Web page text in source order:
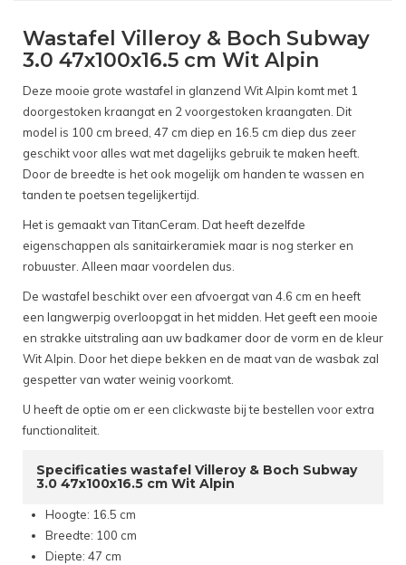
Wastafel Villeroy & Boch Subway
3.0 47x100x16.5 cm Wit Alpin
Deze mooie grote wastafel in glanzend Wit Alpin komt met 1
doorgestoken kraangat en 2 voorgestoken kraangaten. Dit
model is 100 cm breed, 47 cm diep en 16.5 cm diep dus zeer
geschikt voor alles wat met dagelijks gebruik te maken heeft.
Door de breedte is het ook mogelijk om handen te wassen en
tanden te poetsen tegelijkertijd.
Het is gemaakt van TitanCeram. Dat heeft dezelfde
eigenschappen als sanitairkeramiek maar is nog sterker en
robuuster. Alleen maar voordelen dus.
De wastafel beschikt over een afvoergat van 4.6 cm en heeft
een langwerpig overloopgat in het midden. Het geeft een mooie
en strakke uitstraling aan uw badkamer door de vorm en de kleur
Wit Alpin. Door het diepe bekken en de maat van de wasbak zal
gespetter van water weinig voorkomt.
U heeft de optie om er een clickwaste bij te bestellen voor extra
functionaliteit.
Specificaties wastafel Villeroy & Boch Subway
3.0 47x100x16.5 cm Wit Alpin
Hoogte: 16.5 cm
Breedte: 100 cm
Diepte: 47 cm